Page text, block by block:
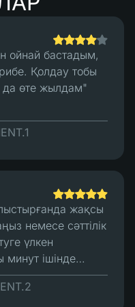
:)"
ойнай бастадым,
Қолдау тобы
да өте жылдам"
жақсы
немесе сәттілік
үлкен
минут ішінде
жүйесі жақсы.